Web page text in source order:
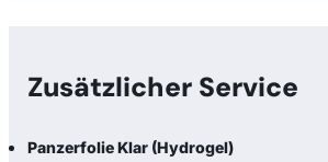
Zusätzlicher Service
Panzerfolie Klar (Hydrogel)